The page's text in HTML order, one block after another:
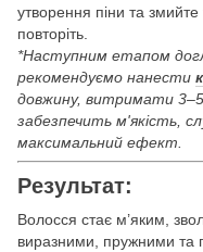
утворення піни та
повторіть.
*Наступним етапом
рекомендуємо нанести
довжину, витримати
забезпечить м'якість,
максимальний ефект.
Результат:
Волосся стає м’яким,
виразними, пружними та